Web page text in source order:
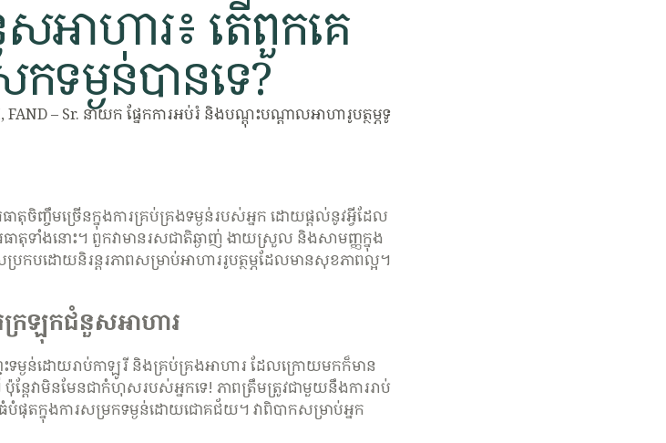
អាហារ៖ តើពួកគេ
ទម្ងន់បានទេ?
FAND – Sr. នាយក ផ្នែកការអប់រំ និងបណ្តុះបណ្តាលអាហារូបត្ថម្ភទូ
ចិញ្ចឹមច្រើនក្នុងការគ្រប់គ្រងទម្ងន់របស់អ្នក ដោយផ្តល់នូវអ្វីដែល
ាតុទាំងនោះ។ ពួកវាមានរសជាតិឆ្ងាញ់ ងាយស្រួល និងសាមញ្ញក្នុង
សប្រកបដោយនិរន្តរភាពសម្រាប់អាហាររូបត្ថម្ភដែលមានសុខភាពល្អ។
រឡុកជំនួសអាហារ
ះទម្ងន់ដោយរាប់កាឡូរី និងគ្រប់គ្រងអាហារ ដែលក្រោយមកក៏មាន
ែវាមិនមែនជាកំហុសរបស់អ្នកទេ! ភាពត្រឹមត្រូវជាមួយនឹងការរាប់
បំផុតក្នុងការសម្រកទម្ងន់ដោយជោគជ័យ។ វាពិបាកសម្រាប់អ្នក